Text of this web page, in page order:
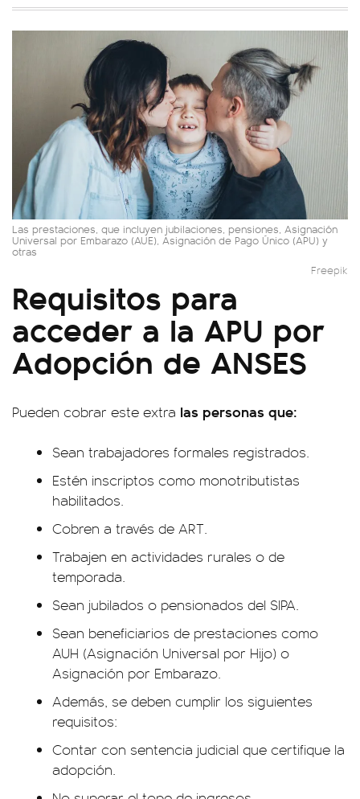
Las prestaciones, que incluyen jubilaciones, pensiones, Asignación
Universal por Embarazo (AUE), Asignación de Pago Único (APU) y
otras
Freepik
Requisitos para
acceder a la APU por
Adopción de ANSES
Pueden cobrar este extra las personas que:
Sean trabajadores formales registrados.
Estén inscriptos como monotributistas
habilitados.
Cobren a través de ART.
Trabajen en actividades rurales o de
temporada.
Sean jubilados o pensionados del SIPA.
Sean beneficiarios de prestaciones como
AUH (Asignación Universal por Hijo) o
Asignación por Embarazo.
Además, se deben cumplir los siguientes
requisitos:
Contar con sentencia judicial que certifique la
adopción.